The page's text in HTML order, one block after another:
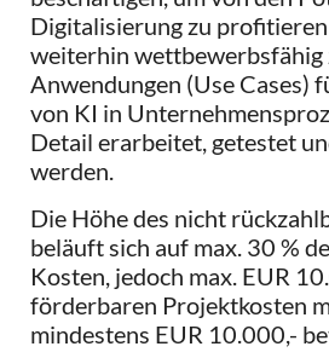
Digitalisierung zu
weiterhin wettbewerbsfähig
Anwendungen (Use Cases)
von KI in
Detail erarbeitet, getestet
werden.
Die Höhe des nicht
beläuft sich auf max. 30 %
Kosten, jedoch max. EUR
förderbaren Projektkosten
mindestens EUR 10.000,-